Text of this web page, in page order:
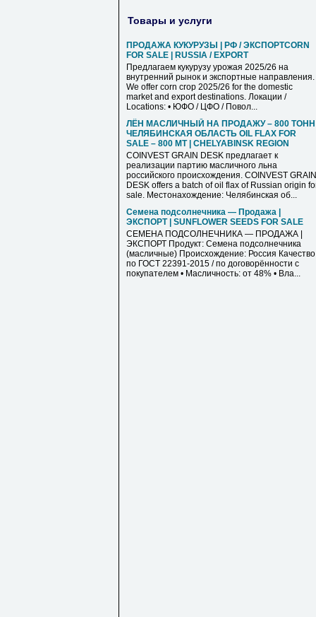
Товары и услуги
ПРОДАЖА КУКУРУЗЫ | РФ / ЭКСПОРТCORN
FOR SALE | RUSSIA / EXPORT
Предлагаем кукурузу урожая 2025/26 на
внутренний рынок и экспортные направления.
We offer corn crop 2025/26 for the domestic
market and export destinations. Локации /
Locations: • ЮФО / ЦФО / Повол...
ЛЁН МАСЛИЧНЫЙ НА ПРОДАЖУ – 800 ТОНН
ЧЕЛЯБИНСКАЯ ОБЛАСТЬ OIL FLAX FOR
SALE – 800 MT | CHELYABINSK REGION
COINVEST GRAIN DESK предлагает к
реализации партию масличного льна
российского происхождения. COINVEST GRAIN
DESK offers a batch of oil flax of Russian origin
sale. Местонахождение: Челябинская об...
Семена подсолнечника — Продажа |
ЭКСПОРТ | SUNFLOWER SEEDS FOR SALE
СЕМЕНА ПОДСОЛНЕЧНИКА — ПРОДАЖА |
ЭКСПОРТ Продукт: Семена подсолнечника
(масличные) Происхождение: Россия
по ГОСТ 22391-2015 / по договорённости с
покупателем • Масличность: от 48% • Вла...